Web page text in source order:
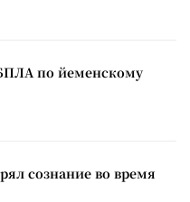
по йеменскому
сознание во время